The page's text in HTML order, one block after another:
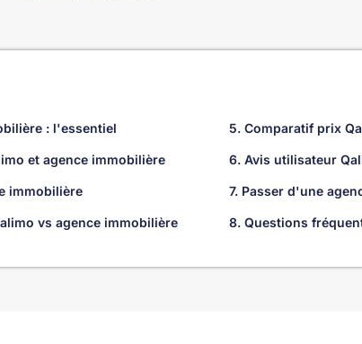
: l'essentiel
et agence immobilière
immobilière
vs agence immobilière
5. Comparatif prix
6. Avis utilisateur
7. Passer d'une
8. Questions